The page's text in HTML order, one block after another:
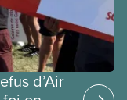
d’Air